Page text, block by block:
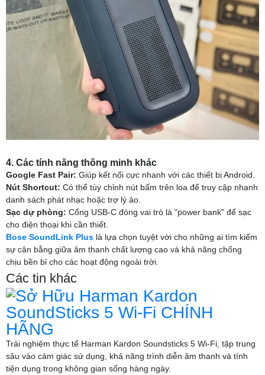
4. Các tính năng thông minh khác
Google Fast Pair: Giúp kết nối cực nhanh với các thiết bị Android.
Nút Shortcut: Có thể tùy chỉnh nút bấm trên loa để truy cập nhanh
danh sách phát nhạc hoặc trợ lý ảo.
Sạc dự phòng: Cổng USB-C đóng vai trò là "power bank" để sạc
cho điện thoại khi cần thiết.
Bose SoundLink Plus là lựa chọn tuyệt vời cho những ai tìm kiếm
sự cân bằng giữa âm thanh chất lượng cao và khả năng chống
chịu bền bỉ cho các hoạt động ngoài trời.
Các tin khác
Sở Hữu Harman Kardon
SoundSticks 5 Wi-Fi CHÍNH
HÃNG
Trải nghiệm thực tế Harman Kardon Soundsticks 5 Wi-Fi, tập trung
sâu vào cảm giác sử dụng, khả năng trình diễn âm thanh và tính
tiện dụng trong không gian sống hàng ngày.